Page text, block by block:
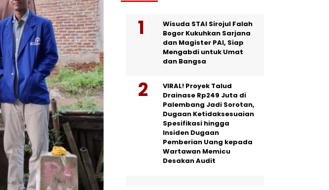
Wisuda STAI Sirojul Falah
Bogor Kukuhkan Sarjana
dan Magister PAI, Siap
Mengabdi untuk Umat
dan Bangsa
VIRAL! Proyek Talud
Drainase Rp249 Juta di
Palembang Jadi Sorotan,
Dugaan Ketidaksesuaian
Spesifikasi hingga
Insiden Dugaan
Pemberian Uang kepada
Wartawan Memicu
Desakan Audit